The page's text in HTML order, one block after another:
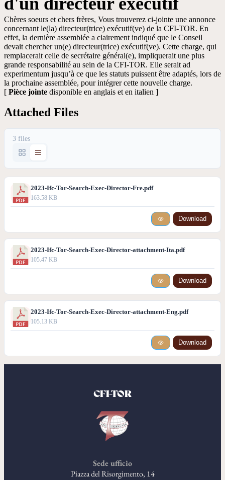
Chères soeurs et chers frères, Vous trouverez ci-jointe une annonce
concernant le(la) directeur(trice) exécutif(ve) de la CFI-TOR. En
effet, la dernière assemblée a clairement indiqué que le Conseil
devait chercher un(e) directeur(trice) exécutif(ve). Cette charge, qui
remplacerait celle de secrétaire général(e), impliquerait une plus
grande responsabilité au sein de la CFI-TOR. Elle serait ad
experimentum jusqu’à ce que les statuts puissent être adaptés, lors de
la prochaine assemblée, pour intégrer cette nouvelle charge.
[ Pièce jointe disponible en anglais et en italien ]
Attached Files
3 files
2023-Ifc-Tor-Search-Exec-Director-Fre.pdf
163.58 KB
Download
2023-Ifc-Tor-Search-Exec-Director-attachment-Ita.pdf
105.47 KB
Download
2023-Ifc-Tor-Search-Exec-Director-attachment-Eng.pdf
105.13 KB
Download
CFI-TOR
Sede ufficio
Piazza del Risorgimento, 14